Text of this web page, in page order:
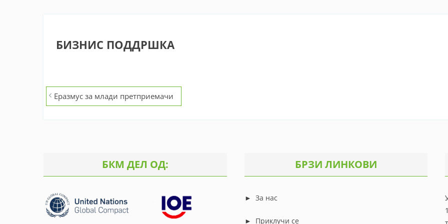
БИЗНИС ПОДДРШКА
Post
Еразмус за млади претприемачи
БКМ ДЕЛ ОД: БРЗИ ЛИНКОВИ
► За нас
► Приклучи се